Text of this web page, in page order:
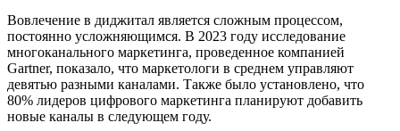
Вовлечение в диджитал является сложным процессом,
постоянно усложняющимся. В 2023 году исследование
многоканального маркетинга, проведенное компанией
Gartner, показало, что маркетологи в среднем управляют
девятью разными каналами. Также было установлено, что
80% лидеров цифрового маркетинга планируют добавить
новые каналы в следующем году.